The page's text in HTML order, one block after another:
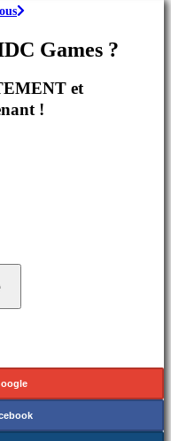
Games ?
et
!